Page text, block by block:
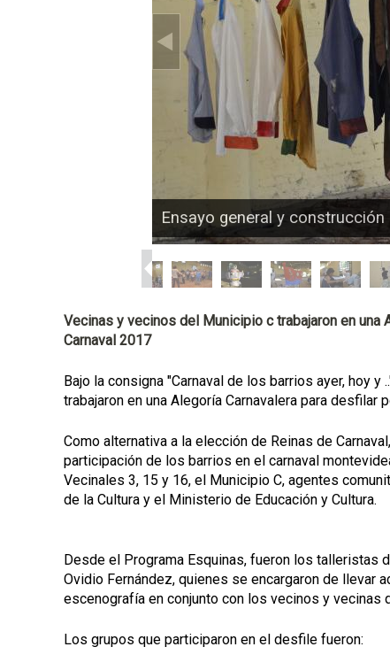
Ensayo general y
Vecinas y vecinos del Municipio c trabajaron en
Carnaval 2017
Bajo la consigna "Carnaval de los barrios ayer, hoy
trabajaron en una Alegoría Carnavalera para desfilar
Como alternativa a la elección de Reinas de
participación de los barrios en el carnaval
Vecinales 3, 15 y 16, el Municipio C, agentes
de la Cultura y el Ministerio de Educación y Cultura.
Desde el Programa Esquinas, fueron los talleristas
Ovidio Fernández, quienes se encargaron de llevar
escenografía en conjunto con los vecinos y vecinas
Los grupos que participaron en el desfile fueron: